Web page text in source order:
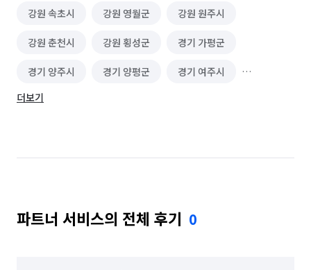
강원 속초시 강원 영월군 강원 원주시
강원 춘천시 강원 횡성군 경기 가평군
경기 양주시 경기 양평군 경기 여주시
경기 용인시 기흥구
부산 해운대구 서울 관악구 울산 동구
더보기
파트너 서비스의 전체 후기 0